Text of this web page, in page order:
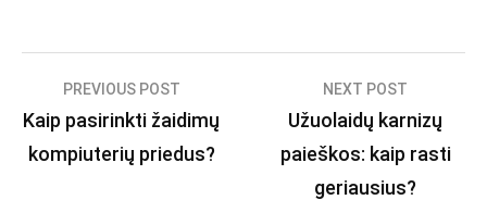
Navigacija
tarp
įrašų
PREVIOUS POST
Kaip pasirinkti žaidimų
kompiuterių priedus?
NEXT POST
Užuolaidų karnizų
paieškos: kaip rasti
geriausius?